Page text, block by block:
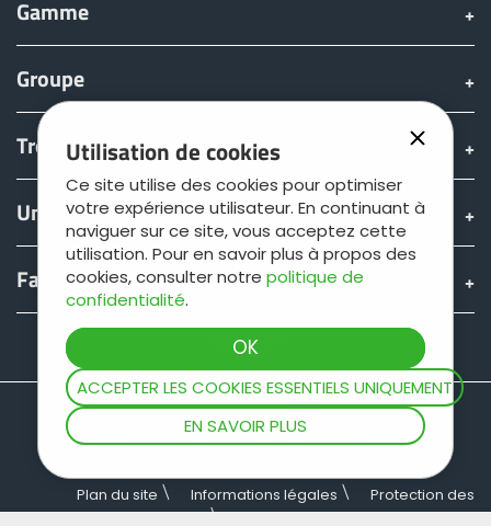
Utilisation de cookies
Ce site utilise des cookies pour optimiser
votre expérience utilisateur. En continuant à
naviguer sur ce site, vous acceptez cette
utilisation. Pour en savoir plus à propos des
cookies, consulter notre politique de
confidentialité.
ACCEPTER LES COOKIES ESSENTIELS UNIQUEMENT
EN SAVOIR PLUS
Türk
رسید ن
Gamme
Groupe
Trouver & acheter
Univers JOSKIN
Fan shop
Teamviewer
Plan du site Informations légales
Protection des
données
Conditions générales de vente